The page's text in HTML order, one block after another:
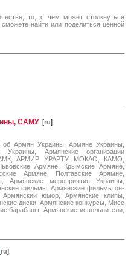
то, с чем может столкнуться
найти или поделиться ценной
САМУ[ru]
Армян Украины, Армяне Украины,
Армянские организации
АРМИР, УРАРТУ, МОКАО, КАМО,
Армяне, Крымские Армяне,
Армяне, Полтавские Арямне,
Армянские мероприятия Украины,
фильмы, Армянские фильмы он-
юмор, Армянские клипы,
диски, Армянские конкурсы, Мисс
барабаны, Армянские испольнители,
ru]